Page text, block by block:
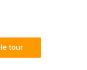
tour